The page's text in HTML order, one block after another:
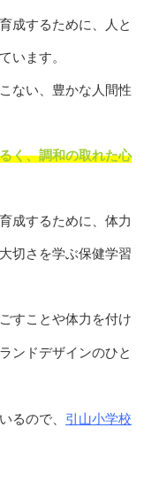
成するために、人と
います。
ない、豊かな人間性
く、調和の取れた心
成するために、体力
切さを学ぶ保健学習
すことや体力を付け
ンドデザインのひと
るので、 引山小学校